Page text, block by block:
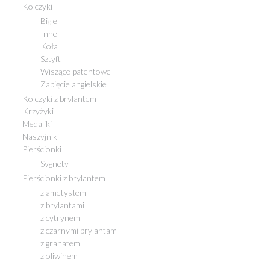
Kolczyki
Bigle
Inne
Koła
Sztyft
Wiszące patentowe
Zapięcie angielskie
Kolczyki z brylantem
Krzyżyki
Medaliki
Naszyjniki
Pierścionki
Sygnety
Pierścionki z brylantem
z ametystem
z brylantami
z cytrynem
z czarnymi brylantami
z granatem
z oliwinem